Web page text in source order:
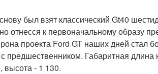
был взят классический Gt40
отнесся к первоначальному образу
проекта Ford GT наших дней стал
Габаритная длина
высота - 1 130.